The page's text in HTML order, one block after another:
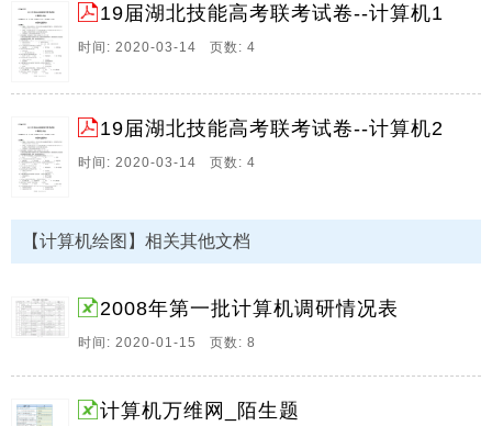
的填 错误的填 第一章 法律法规 1 特种作业人员必须年
满20周岁 且不超过国家法定退休年龄 2 特种作业操作证
每1年由考核发证部门复审一次 3 电工特种作业人员应
高压电工。
12、国家安全生产监督管理局 高压电工 初训部分计算
机考题 其中 一 判断题 209题 二 单项选择题 221题 三
多项选择题 57题 计487题 一 判断题 209题 括号内正确
的填 错误的填 培训要求 1 在电气安全方面 电工作业人
员应熟记并自觉履行以下各项职责 无证不准上岗操作 严
路的安全负责 架设临时线路和进行其它危险作业时 除特
殊情况外一般。
分 共有题型 7种 一 单选 共50题 共计150分 第1题 3 0分
19届湖北技能高考联考试卷--计算机1
时间: 2020-03-14 页数: 4
19届湖北技能高考联考试卷--计算机2
时间: 2020-03-14 页数: 4
【计算机绘图】相关其他文档
2008年第一批计算机调研情况表
时间: 2020-01-15 页数: 8
计算机万维网_陌生题